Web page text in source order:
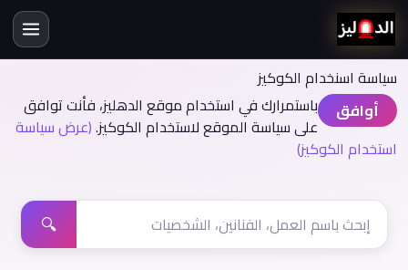
سياسة اسنخدام الكوكيز
أوافق
باستمرارك في استخدام موقع الدهليز، فأنت توافق
على سياسة الموقع لاستخدام الكوكيز.(عرض سياسة
استخدام الكوكيز)
🔍